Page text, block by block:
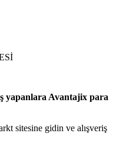
yapanlara Avantajix para
sitesine gidin ve alışveriş